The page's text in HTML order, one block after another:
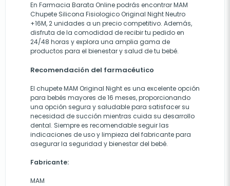
En Farmacia Barata Onlinepodrás encontrar MAM
Chupete Silicona Fisiologico Original Night Neutro
+16M, 2 unidades a un precio competitivo. Además,
disfruta de la comodidad de recibir tu pedido en
24/48 horas y explora una amplia gama de
productos para el bienestar y salud de tu bebé.
Recomendación del farmacéutico
El chupete MAM Original Night es una excelente opción
para bebés mayores de 16 meses, proporcionando
una opción segura y saludable para satisfacer su
necesidad de succión mientras cuida su desarrollo
dental. Siempre es recomendable seguir las
indicaciones de uso y limpieza del fabricante para
asegurar la seguridad y bienestar del bebé.
Fabricante:
MAM